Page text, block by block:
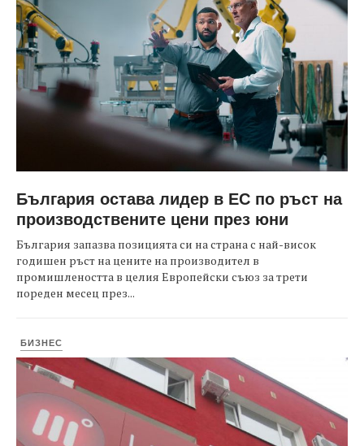
България остава лидер в ЕС по ръст на
производствените цени през юни
България запазва позицията си на страна с най-висок
годишен ръст на цените на производител в
промишлеността в целия Европейски съюз за трети
пореден месец през...
БИЗНЕС